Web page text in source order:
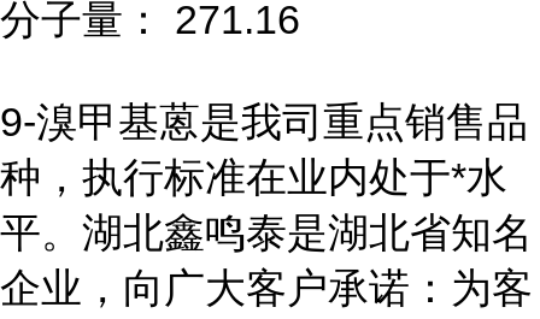
分子量： 271.16
9-溴甲基蒽是我司重点销售品
种，执行标准在业内处于*水
平。湖北鑫鸣泰是湖北省知名
企业，向广大客户承诺：为客